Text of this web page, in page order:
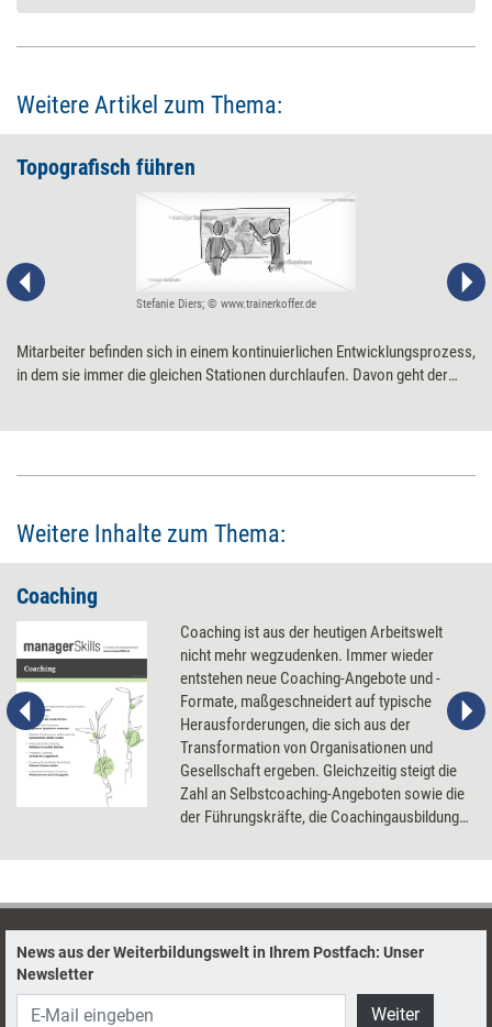
Weitere Artikel zum Thema:
Topografisch führen
Stefanie Diers; © www.trainerkoffer.de
Mitarbeiter befinden sich in einem kontinuierlichen Entwicklungsprozess,
in dem sie immer die gleichen Stationen durchlaufen. Davon geht der
Weitere Inhalte zum Thema:
Coaching
Coaching ist aus der heutigen Arbeitswelt
nicht mehr wegzudenken. Immer wieder
entstehen neue Coaching-Angebote und -
Formate, maßgeschneidert auf typische
Herausforderungen, die sich aus der
Transformation von Organisationen und
Gesellschaft ergeben. Gleichzeitig steigt die
Zahl an Selbstcoaching-Angeboten sowie die
der Führungskräfte, die Coachingausbildungen
Führung nutzen. Acht Schlaglichter auf aktuell
Coaching-Entwicklungen.
News aus der Weiterbildungswelt in Ihrem Postfach: Unser
Newsletter
Weiter